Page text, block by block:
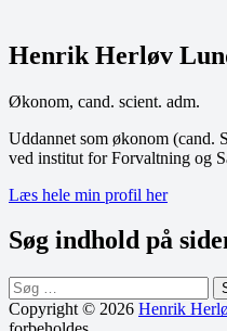
Henrik Herløv
Økonom, cand. scient. adm.
Uddannet som økonom (cand.
ved institut for Forvaltning og
Læs hele min profil her
Søg indhold på
Søg
efter:
Copyright © 2026 Henrik